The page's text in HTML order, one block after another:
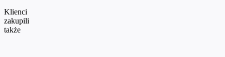
Klienci
zakupili
także